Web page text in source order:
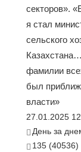
секторов».
я стал
сельского
фамилии
был
власти»
27.01.2025
День за
135 (40536)